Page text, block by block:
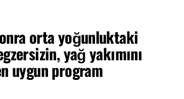
orta yoğunluktaki
yağ yakımını
uygun program